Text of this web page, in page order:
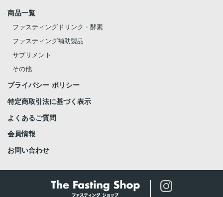
商品一覧
ファスティングドリンク・酵素
ファスティング補助製品
サプリメント
その他
プライバシー ポリシー
特定商取引法に基づく表示
よくあるご質問
会員情報
お問い合わせ